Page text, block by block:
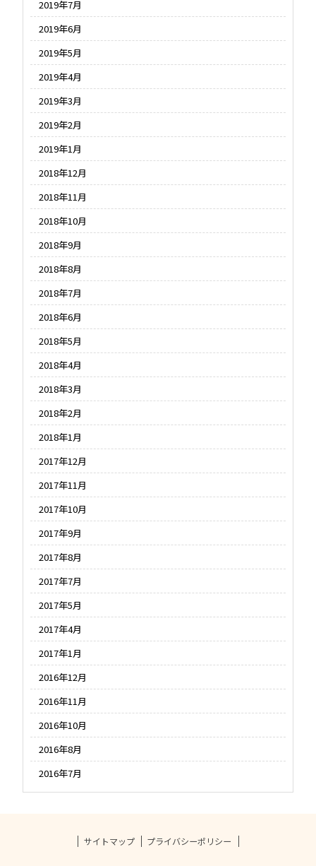
2019年7月
2019年6月
2019年5月
2019年4月
2019年3月
2019年2月
2019年1月
2018年12月
2018年11月
2018年10月
2018年9月
2018年8月
2018年7月
2018年6月
2018年5月
2018年4月
2018年3月
2018年2月
2018年1月
2017年12月
2017年11月
2017年10月
2017年9月
2017年8月
2017年7月
2017年5月
2017年4月
2017年1月
2016年12月
2016年11月
2016年10月
2016年8月
2016年7月
サイトマップ プライバシーポリシー